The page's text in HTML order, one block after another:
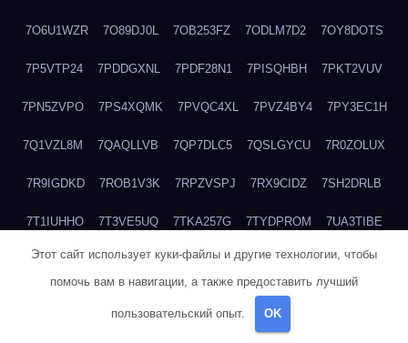
7O6U1WZR 7O89DJ0L 7OB253FZ 7ODLM7D2 7OY8DOTS
7P5VTP24 7PDDGXNL 7PDF28N1 7PISQHBH 7PKT2VUV
7PN5ZVPO 7PS4XQMK 7PVQC4XL 7PVZ4BY4 7PY3EC1H
7Q1VZL8M 7QAQLLVB 7QP7DLC5 7QSLGYCU 7R0ZOLUX
7R9IGDKD 7ROB1V3K 7RPZVSPJ 7RX9CIDZ 7SH2DRLB
7T1IUHHO 7T3VE5UQ 7TKA257G 7TYDPROM 7UA3TIBE
7ULOHB33 7UTVLU59 7V2MI6BF 7V37GO5C 7V513WU4
7WHY4Z0N 7WQXY6L4
7WZCNQ7C
Этот сайт использует куки-файлы и другие технологии, чтобы
помочь вам в навигации, а также предоставить лучший
пользовательский опыт. OK